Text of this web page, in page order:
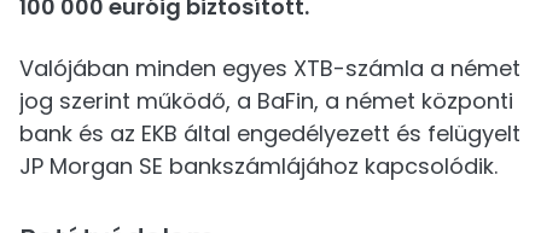
100 000 euróig biztosított.
Valójában minden egyes XTB-számla a német
jog szerint működő, a BaFin, a német központi
bank és az EKB által engedélyezett és felügyelt
JP Morgan SE bankszámlájához kapcsolódik.